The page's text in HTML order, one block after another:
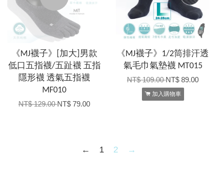
《MJ襪子》[加大]男款
低口五指襪/五趾襪 五指
隱形襪 透氣五指襪
MF010
NT$ 129.00NT$ 79.00
《MJ襪子》1/2筒排汗透
氣毛巾氣墊襪 MT015
NT$ 109.00NT$ 89.00
加入購物車
← 1 2 →